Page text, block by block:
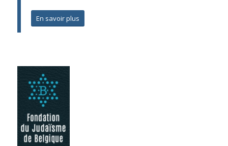
En savoir plus